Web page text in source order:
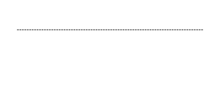
----------------------------------------------------------------------------